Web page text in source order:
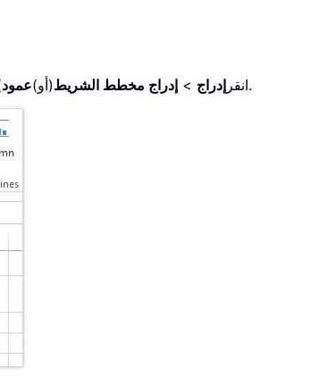
1. انقر إدراج > إدراج مخطط الشريط(أو)عمود . وسيؤدي ذلك إلى فتح مخطط فارغ في ورقة العمل.